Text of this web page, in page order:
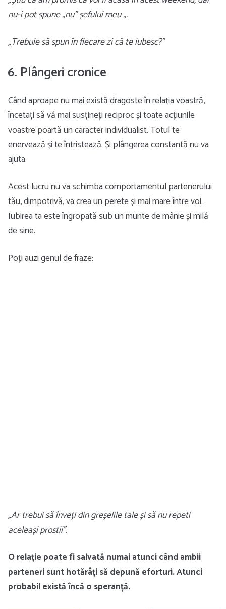
nu-i pot spune „nu” șefului meu „.
„Trebuie să spun în fiecare zi că te iubesc?”
6. Plângeri cronice
Când aproape nu mai există dragoste în relația voastră,
încetați să vă mai susțineți reciproc și toate acțiunile
voastre poartă un caracter individualist. Totul te
enervează și te întristează. Și plângerea constantă nu va
ajuta.
Acest lucru nu va schimba comportamentul partenerului
tău, dimpotrivă, va crea un perete și mai mare între voi.
Iubirea ta este îngropată sub un munte de mânie și milă
de sine.
Poți auzi genul de fraze:
„Ar trebui să înveți din greșelile tale și să nu repeti
aceleași prostii”.
O relație poate fi salvată numai atunci când ambii
parteneri sunt hotărâți să depună eforturi. Atunci
probabil există încă o speranță.